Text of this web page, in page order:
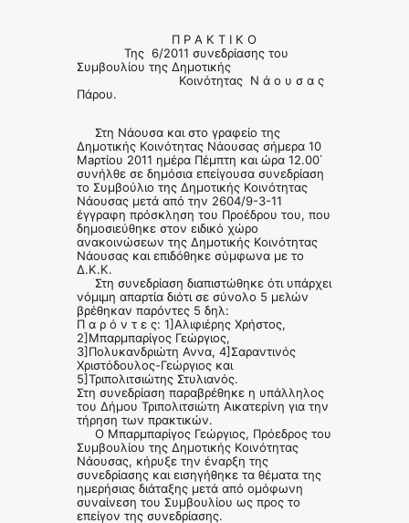
Π Ρ Α Κ Τ Ι Κ Ο
Της 6/2011 συνεδρίασης του
Συμβουλίου της Δημοτικής
Κοινότητας Ν ά ο υ σ α ς
Πάρου.
Στη Νάουσα και στο γραφείο της
Δημοτικής Κοινότητας Νάουσας σήμερα 10
Maρτίου 2011 ημέρα Πέμπτη και ώρα 12.00΄
συνήλθε σε δημόσια επείγουσα συνεδρίαση
το Συμβούλιο της Δημοτικής Κοινότητας
Νάουσας μετά από την 2604/9-3-11
έγγραφη πρόσκληση του Προέδρου του, που
δημοσιεύθηκε στον ειδικό χώρο
ανακοινώσεων της Δημοτικής Κοινότητας
Νάουσας και επιδόθηκε σύμφωνα με το
Δ.Κ.Κ.
Στη συνεδρίαση διαπιστώθηκε ότι υπάρχει
νόμιμη απαρτία διότι σε σύνολο 5 μελών
βρέθηκαν παρόντες 5 δηλ:
Π α ρ ό ν τ ε ς: 1]Αλιφιέρης Χρήστος,
2]Μπαρμπαρίγος Γεώργιος,
3]Πολυκανδριώτη Αννα, 4]Σαραντινός
Χριστόδουλος-Γεώργιος και
5]Τριπολιτσιώτης Στυλιανός.
Στη συνεδρίαση παραβρέθηκε η υπάλληλος
του Δήμου Τριπολιτσιώτη Αικατερίνη για την
τήρηση των πρακτικών.
Ο Μπαρμπαρίγος Γεώργιος, Πρόεδρος του
Συμβουλίου της Δημοτικής Κοινότητας
Νάουσας, κήρυξε την έναρξη της
συνεδρίασης και εισηγήθηκε τα θέματα της
ημερήσιας διάταξης μετά από ομόφωνη
συναίνεση του Συμβουλίου ως προς το
επείγον της συνεδρίασης.